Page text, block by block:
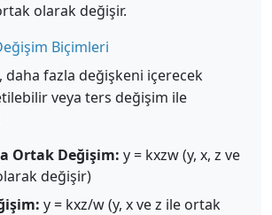
olarak değişir.
Biçimleri
fazla değişkeni içerecek
veya ters değişim ile
Ortak Değişim: y = kxzw (y, x, z ve
değişir)
y = kxz/w (y, x ve z ile ortak